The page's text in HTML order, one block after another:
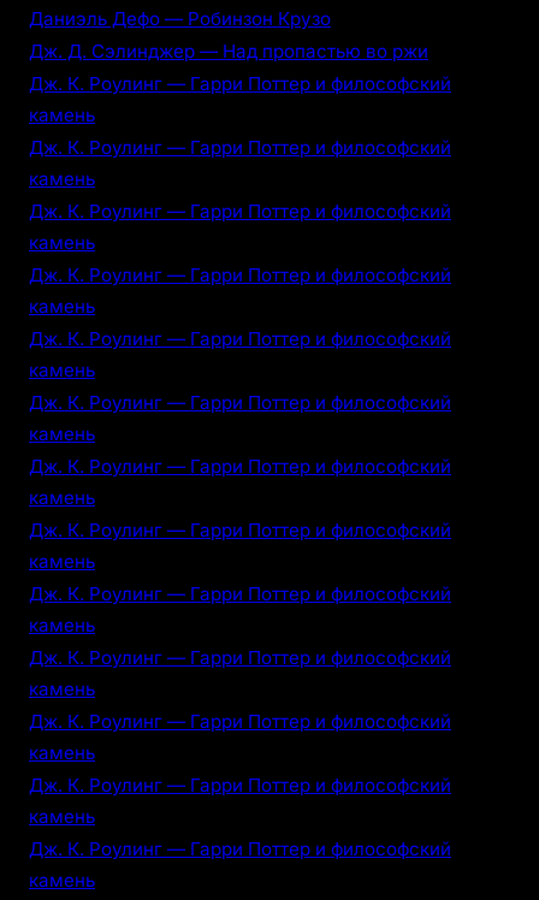
Даниэль Дефо — Робинзон Крузо
Дж. Д. Сэлинджер — Над пропастью во ржи
Дж. К. Роулинг — Гарри Поттер и философский
камень
Дж. К. Роулинг — Гарри Поттер и философский
камень
Дж. К. Роулинг — Гарри Поттер и философский
камень
Дж. К. Роулинг — Гарри Поттер и философский
камень
Дж. К. Роулинг — Гарри Поттер и философский
камень
Дж. К. Роулинг — Гарри Поттер и философский
камень
Дж. К. Роулинг — Гарри Поттер и философский
камень
Дж. К. Роулинг — Гарри Поттер и философский
камень
Дж. К. Роулинг — Гарри Поттер и философский
камень
Дж. К. Роулинг — Гарри Поттер и философский
камень
Дж. К. Роулинг — Гарри Поттер и философский
камень
Дж. К. Роулинг — Гарри Поттер и философский
камень
Дж. К. Роулинг — Гарри Поттер и философский
камень